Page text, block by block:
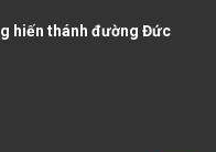
hiến thánh đường Đức